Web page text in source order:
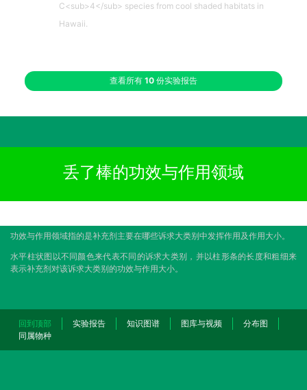
C<sub>4</sub> species from cool shaded habitats in
Hawaii.
查看所有 10 份实验报告
丢了棒的功效与作用领域
功效与作用领域指的是补充剂主要在哪些诉求大类别中发挥作用及作用大小。
水平柱状图以不同颜色来代表不同的诉求大类别，并以柱形条的长度和粗细来
表示补充剂对该诉求大类别的功效与作用大小。
回到顶部 实验报告 知识图谱 图库与视频
分布图
同属物种